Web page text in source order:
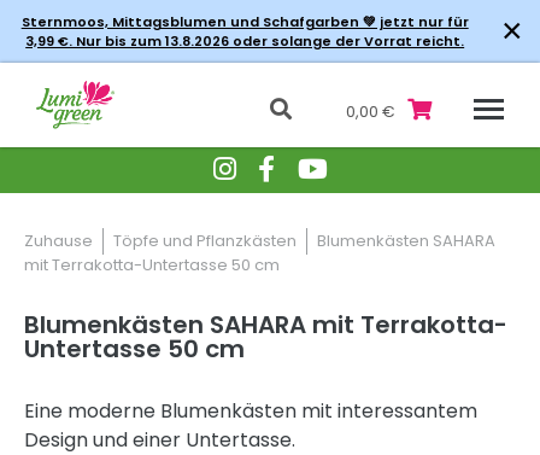
Sternmoos, Mittagsblumen und Schafgarben 💚 jetzt nur für
3,99 €. Nur bis zum 13.8.2026 oder solange der Vorrat reicht.
×
0,00 €
Zuhause Töpfe und Pflanzkästen
Blumenkästen SAHARA
mit Terrakotta-Untertasse 50 cm
Blumenkästen SAHARA mit Terrakotta-
Untertasse 50 cm
Eine moderne Blumenkästen mit interessantem
Design und einer Untertasse.